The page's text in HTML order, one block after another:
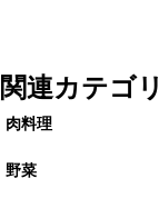
関連カテゴリ
肉料理
野菜